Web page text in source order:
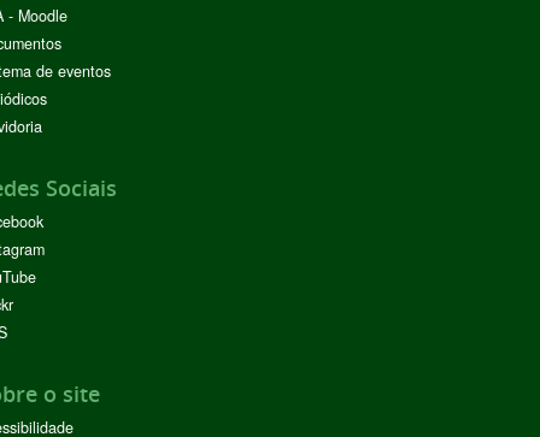
- Moodle
de eventos
Sociais
o site